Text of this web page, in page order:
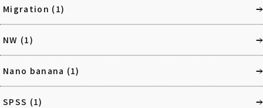
Migration (1)
NW (1)
Nano banana (1)
SPSS (1)